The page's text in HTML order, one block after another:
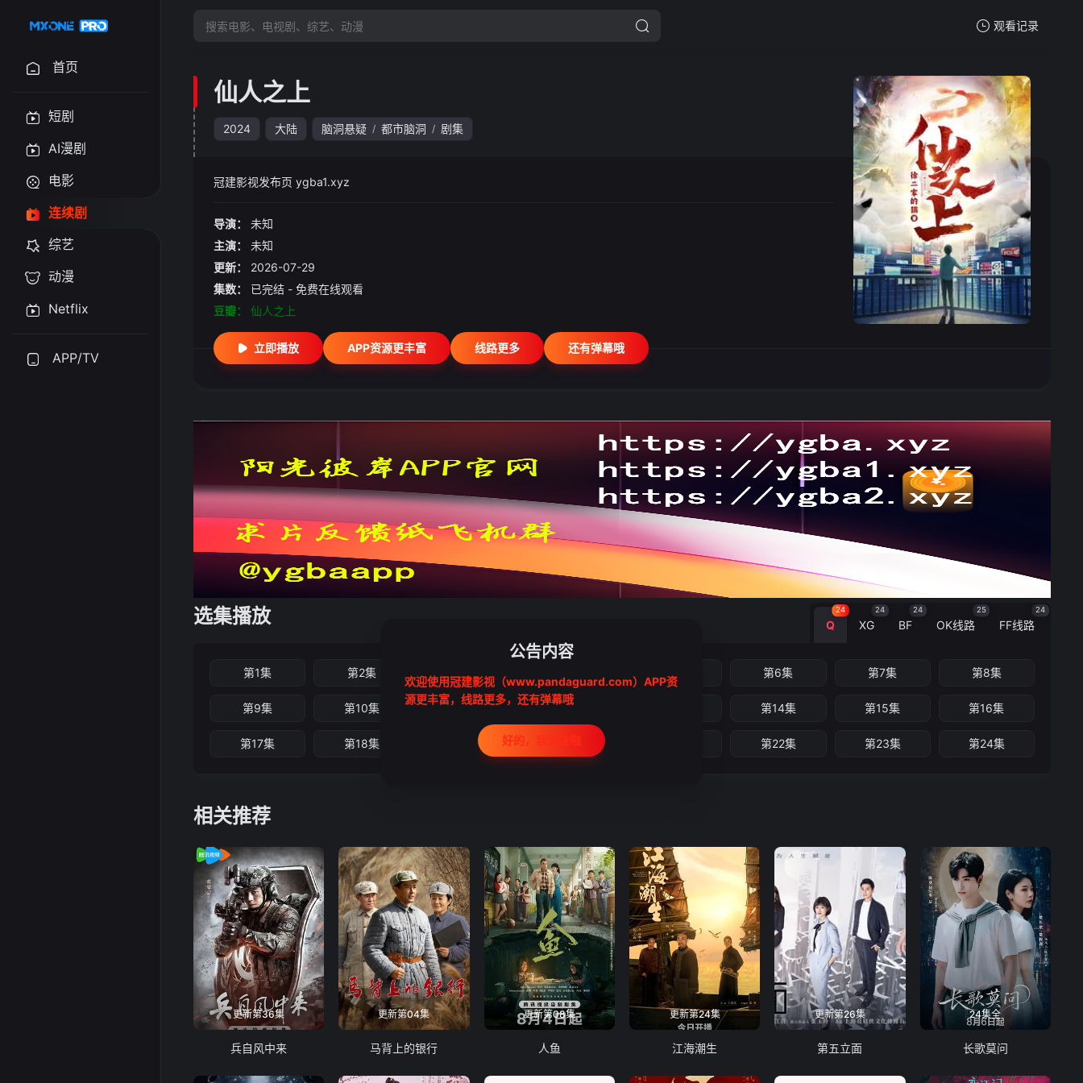
观看记录
暂无观看影片的记录
首页
短剧
AI漫剧
电影
连续剧
综艺
动漫
Netflix
APP/TV
仙人之上
2024 大陆 脑洞悬疑 / 都市脑洞 / 剧集
冠建影视发布页 ygba1.xyz
导演：
未知
主演：
未知
更新：
2026-07-29
集数：
已完结 - 免费在线观看
豆瓣：
仙人之上
立即播放 APP资源更丰富 线路更多 还有弹幕哦
选集播放 Q
24
XG
24
BF
24
OK线路
25
FF线路
24
第1集 第2集 第3集 第5集 第6集 第7集 第8集
第9集 第10集 第11集 第12集 第14集 第15集 第16集
第17集 第18集 第19集 第22集 第23集 第24集
相关推荐
更新第36集
兵自风中来
更新第04集
马背上的银行
更新第08集
人鱼
更新第24集
江海潮生
更新第26集
第五立面
24集全
长歌莫问
公告内容
欢迎使用冠建影视（www.pandaguard.com）APP资
源更丰富，线路更多，还有弹幕哦
好的，我记住啦